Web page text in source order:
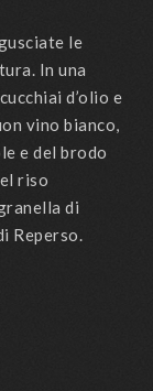
le
In una
d’olio e
vino bianco,
e del brodo
riso
di
Reperso.